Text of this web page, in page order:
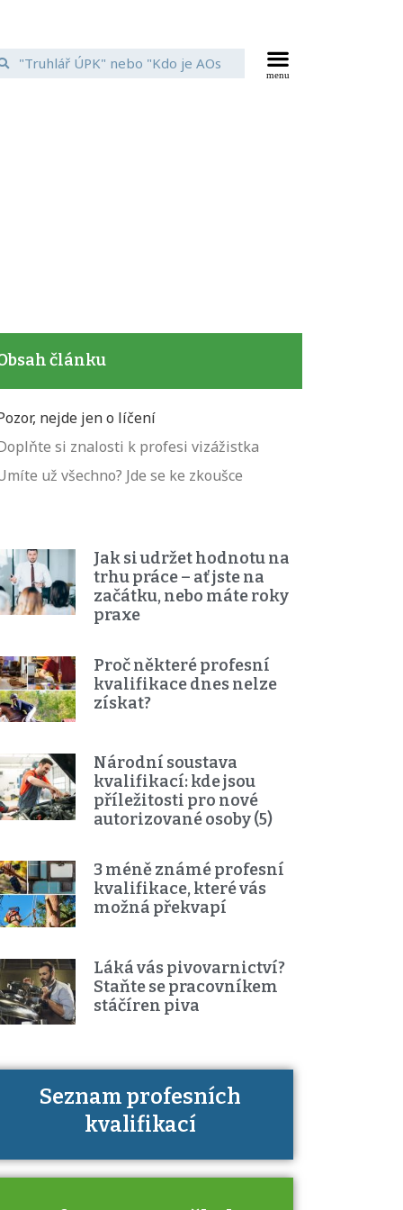
článku
nejde jen o líčení
si znalosti k profesi vizážistka
už všechno? Jde se ke zkoušce
Jak si udržet hodnotu na
trhu práce – ať jste na
začátku, nebo máte roky
praxe
Proč některé profesní
kvalifikace dnes nelze
získat?
Národní soustava
kvalifikací: kde jsou
příležitosti pro nové
autorizované osoby (5)
3 méně známé profesní
kvalifikace, které vás
možná překvapí
Láká vás pivovarnictví?
Staňte se pracovníkem
stáčíren piva
Seznam profesních
kvalifikací
Víte, jaké dovednosti musíte pro
danou kvalifikaci prokázat?